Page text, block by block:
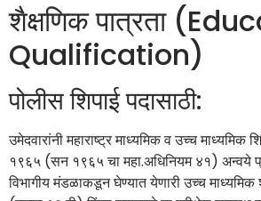
शैक्षणिक पात्रता
Qualification)
पोलीस शिपाई पदासाठी:
उमेदवारांनी महाराष्ट्र माध्यमिक व उच्च माध्यमिक
१९६५ (सन १९६५ चा महा.अधिनियम ४१) अन्वये
विभागीय मंडळाकडून घेण्यात येणारी उच्च माध्यमिक